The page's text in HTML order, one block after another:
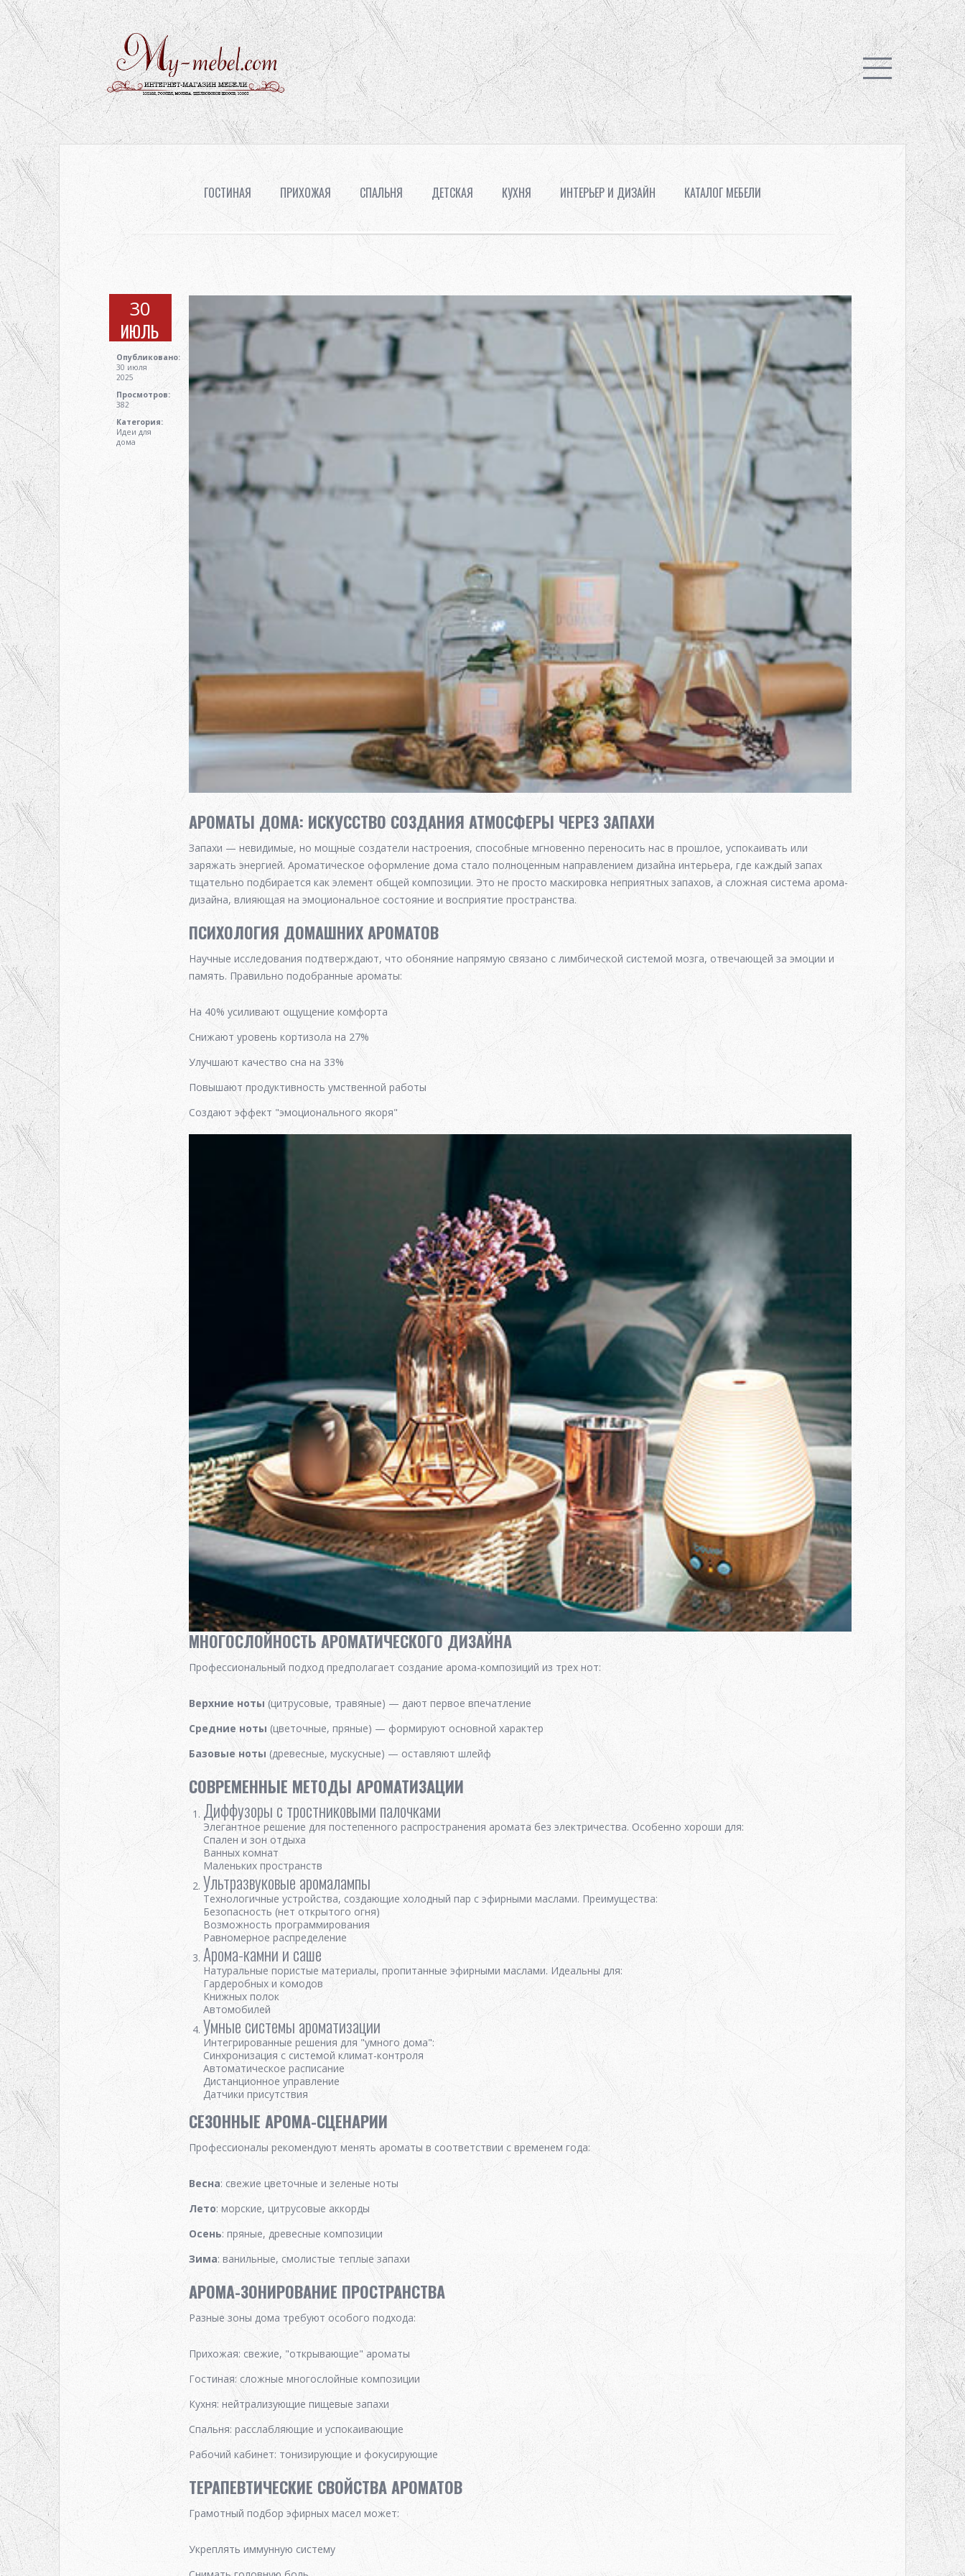
ГОСТИНАЯ
ПРИХОЖАЯ
СПАЛЬНЯ
ДЕТСКАЯ
ИНТЕРЬЕР И ДИЗАЙН
КАТАЛОГ МЕБЕЛИ
ГОСТИНАЯ ПРИХОЖАЯ СПАЛЬНЯ ДЕТСКАЯ КУХНЯ ИНТЕРЬЕР И ДИЗАЙН КАТАЛОГ МЕБЕЛИ
30
ИЮЛЬ
Опубликовано:
30 июля
2025
Просмотров:
382
Категория:
Идеи для
дома
АРОМАТЫ ДОМА: ИСКУССТВО СОЗДАНИЯ АТМОСФЕРЫ ЧЕРЕЗ ЗАПАХИ
Запахи — невидимые, но мощные создатели настроения, способные мгновенно переносить нас в прошлое, успокаивать или
заряжать энергией. Ароматическое оформление дома стало полноценным направлением дизайна интерьера, где каждый запах
тщательно подбирается как элемент общей композиции. Это не просто маскировка неприятных запахов, а сложная система арома-
дизайна, влияющая на эмоциональное состояние и восприятие пространства.
ПСИХОЛОГИЯ ДОМАШНИХ АРОМАТОВ
Научные исследования подтверждают, что обоняние напрямую связано с лимбической системой мозга, отвечающей за эмоции и
память. Правильно подобранные ароматы:
На 40% усиливают ощущение комфорта
Снижают уровень кортизола на 27%
Улучшают качество сна на 33%
Повышают продуктивность умственной работы
Создают эффект "эмоционального якоря"
МНОГОСЛОЙНОСТЬ АРОМАТИЧЕСКОГО ДИЗАЙНА
Профессиональный подход предполагает создание арома-композиций из трех нот:
Верхние ноты (цитрусовые, травяные) — дают первое впечатление
Средние ноты (цветочные, пряные) — формируют основной характер
Базовые ноты (древесные, мускусные) — оставляют шлейф
СОВРЕМЕННЫЕ МЕТОДЫ АРОМАТИЗАЦИИ
Диффузоры с тростниковыми палочками
Элегантное решение для постепенного распространения аромата без электричества. Особенно хороши для:
Спален и зон отдыха
Ванных комнат
Маленьких пространств
Ультразвуковые аромалампы
Технологичные устройства, создающие холодный пар с эфирными маслами. Преимущества:
Безопасность (нет открытого огня)
Возможность программирования
Равномерное распределение
Арома-камни и саше
Натуральные пористые материалы, пропитанные эфирными маслами. Идеальны для:
Гардеробных и комодов
Книжных полок
Автомобилей
Умные системы ароматизации
Интегрированные решения для "умного дома":
Синхронизация с системой климат-контроля
Автоматическое расписание
Дистанционное управление
Датчики присутствия
СЕЗОННЫЕ АРОМА-СЦЕНАРИИ
Профессионалы рекомендуют менять ароматы в соответствии с временем года:
Весна: свежие цветочные и зеленые ноты
Лето: морские, цитрусовые аккорды
Осень: пряные, древесные композиции
Зима: ванильные, смолистые теплые запахи
АРОМА-ЗОНИРОВАНИЕ ПРОСТРАНСТВА
Разные зоны дома требуют особого подхода:
Прихожая: свежие, "открывающие" ароматы
Гостиная: сложные многослойные композиции
Кухня: нейтрализующие пищевые запахи
Спальня: расслабляющие и успокаивающие
Рабочий кабинет: тонизирующие и фокусирующие
ТЕРАПЕВТИЧЕСКИЕ СВОЙСТВА АРОМАТОВ
Грамотный подбор эфирных масел может:
Укреплять иммунную систему